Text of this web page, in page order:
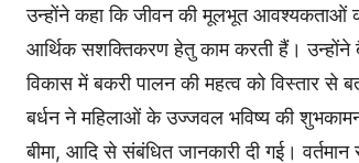
उन्होंने कहा कि जीवन की मूलभूत आवश्यकताओं
आर्थिक सशक्तिकरण हेतु काम करती हैं।
विकास में बकरी पालन की महत्व को विस्तार से
बर्धन ने महिलाओं के उज्जवल भविष्य की
बीमा, आदि से संबंधित जानकारी दी गई।